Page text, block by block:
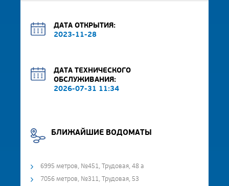
ДАТА ОТКРЫТИЯ:
2023-11-28
ДАТА ТЕХНИЧЕСКОГО
ОБСЛУЖИВАНИЯ:
2026-07-31 11:34
БЛИЖАЙШИЕ ВОДОМАТЫ
6995 метров, №451, Трудовая, 48 а
7056 метров, №311, Трудовая, 53